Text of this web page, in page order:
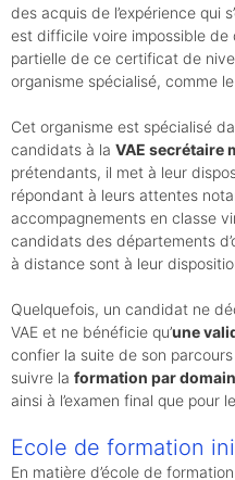
des acquis de l’expérience qui
est difficile voire impossible
partielle de ce certificat de
organisme spécialisé, comme le
Cet organisme est spécialisé
candidats à la VAE secrétaire
prétendants, il met à leur
répondant à leurs attentes
accompagnements en classe
candidats des départements
à distance sont à leur
Quelquefois, un candidat ne
VAE et ne bénéficie qu’une
confier la suite de son
suivre la formation par
ainsi à l’examen final que pour
Ecole de formation
En matière d’école de